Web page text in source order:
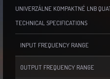
UNIVERZÁLNE KOMPAKTNÉ LNB
TECHNICAL SPECIFICATIONS
INPUT FREQUENCY RANGE
OUTPUT FREQUENCY RANGE